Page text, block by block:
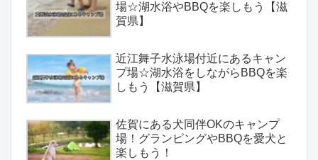
場☆湖水浴やBBQを楽しもう【滋
賀県】
近江舞子水泳場付近にあるキャン
プ場☆湖水浴をしながらBBQを楽
しもう【滋賀県】
佐賀にある犬同伴OKのキャンプ
場！グランピングやBBQを愛犬と
楽しもう！